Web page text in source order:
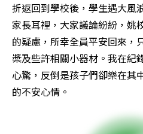
折返回到學校後，學生遇大風
家長耳裡，大家議論紛紛，姚
的疑慮，所幸全員平安回來，
槳及些許相關小器材。我在紀
心驚，反倒是孩子們卻樂在其
的不安心情。